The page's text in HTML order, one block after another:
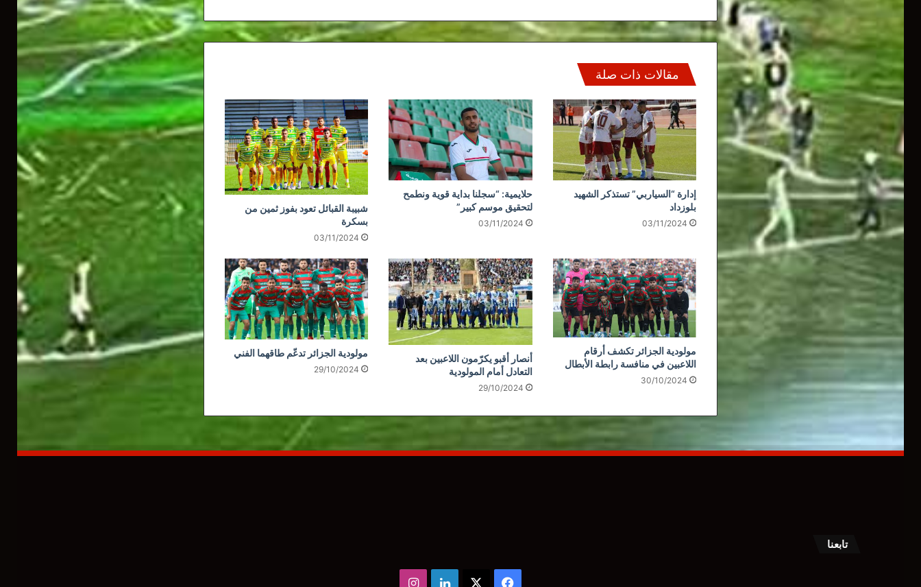
مقالات ذات صلة
إدارة “السياربي” تستذكر الشهيد
بلوزداد
03/11/2024
حلايمية: “سجلنا بداية قوية ونطمح
لتحقيق موسم كبير”
03/11/2024
شبيبة القبائل تعود بفوز ثمين من
بسكرة
03/11/2024
مولودية الجزائر تكشف أرقام
اللاعبين في منافسة رابطة الأبطال
30/10/2024
أنصار أقبو يكرّمون اللاعبين بعد
التعادل أمام المولودية
29/10/2024
مولودية الجزائر تدعّم طاقهما الفني
29/10/2024
تابعنا
فيسبوك لينكدإنانستقرام